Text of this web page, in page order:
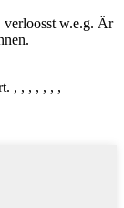
verloosst w.e.g. Är
, , , , , , ,